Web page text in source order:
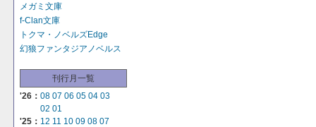
メガミ文庫
f-Clan文庫
トクマ・ノベルズEdge
幻狼ファンタジアノベルス
刊行月一覧
'26： 08 07 06 05 04 03
02 01
'25： 12 11 10 09 08 07